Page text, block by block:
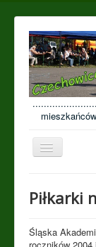
Przełącz
nawigację
Open menu
Piłkarki
Śląska